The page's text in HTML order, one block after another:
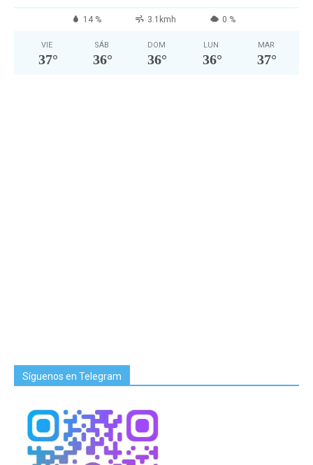
14 % 3.1kmh 0 %
VIE
37°
SÁB
36°
DOM
36°
LUN
36°
MAR
37°
Síguenos en Telegram